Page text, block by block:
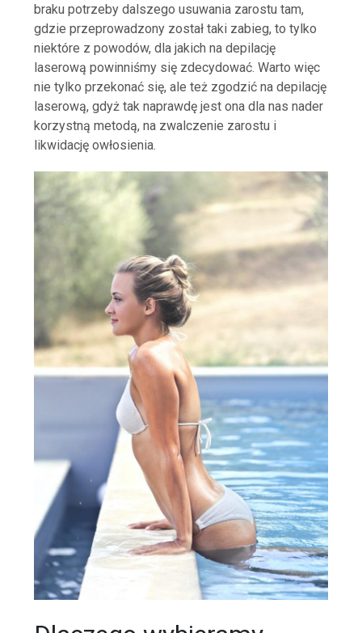
braku potrzeby dalszego usuwania zarostu tam,
gdzie przeprowadzony został taki zabieg, to tylko
niektóre z powodów, dla jakich na depilację
laserową powinniśmy się zdecydować. Warto więc
nie tylko przekonać się, ale też zgodzić na depilację
laserową, gdyż tak naprawdę jest ona dla nas nader
korzystną metodą, na zwalczenie zarostu i
likwidację owłosienia.